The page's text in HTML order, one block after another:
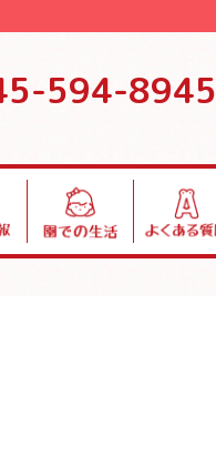
594-8945
生
あ
る